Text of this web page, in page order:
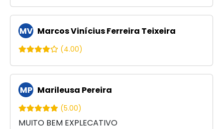
MV Marcos Vinícius Ferreira Teixeira
(4.00)
MP Marileusa Pereira
(5.00)
MUITO BEM EXPLECATIVO